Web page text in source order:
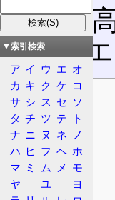
起点・
ービス
目次
概要
基本情報
所在地
所属路線名
沿革
▼索引検索
ア イ ウ エ オ
カ キ ク ケ コ
サ シ ス セ ソ
タ チ ツ テ
ト
ナ ニ ヌ ネ
ノ
ハ ヒ フ ヘ ホ
マ ミ ム メ
モ
ヤ
ユ
ヨ